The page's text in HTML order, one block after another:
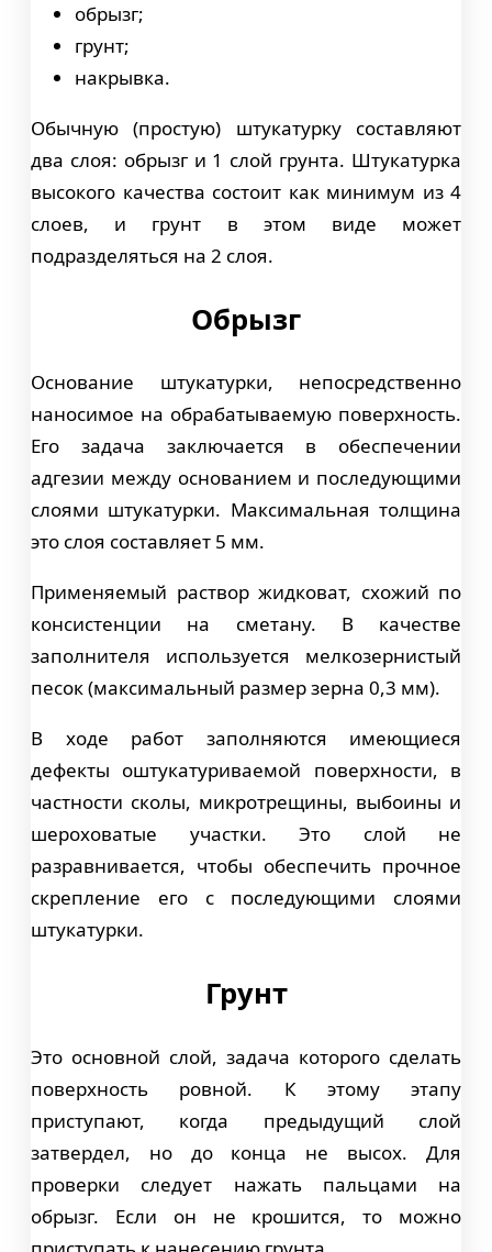
обрызг;
грунт;
накрывка.
Обычную (простую) штукатурку составляют
два слоя: обрызг и 1 слой грунта. Штукатурка
высокого качества состоит как минимум из 4
слоев, и грунт в этом виде может
подразделяться на 2 слоя.
Обрызг
Основание штукатурки, непосредственно
наносимое на обрабатываемую поверхность.
Его задача заключается в обеспечении
адгезии между основанием и последующими
слоями штукатурки. Максимальная толщина
это слоя составляет 5 мм.
Применяемый раствор жидковат, схожий по
консистенции на сметану. В качестве
заполнителя используется мелкозернистый
песок (максимальный размер зерна 0,3 мм).
В ходе работ заполняются имеющиеся
дефекты оштукатуриваемой поверхности, в
частности сколы, микротрещины, выбоины и
шероховатые участки. Это слой не
разравнивается, чтобы обеспечить прочное
скрепление его с последующими слоями
штукатурки.
Грунт
Это основной слой, задача которого сделать
поверхность ровной. К этому этапу
приступают, когда предыдущий слой
затвердел, но до конца не высох. Для
проверки следует нажать пальцами на
обрызг. Если он не крошится, то можно